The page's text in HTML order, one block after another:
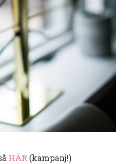
HÄR (kampanj!)